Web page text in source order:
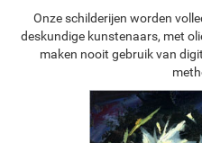
Onze schilderijen worden
deskundige kunstenaars, met
maken nooit gebruik van